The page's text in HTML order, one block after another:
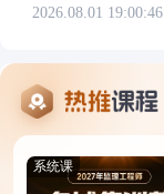
2026.08.01 19:00:46
系统课